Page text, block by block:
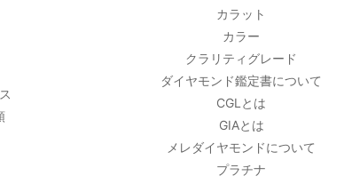
カラット
カラー
クラリティグレード
ダイヤモンド鑑定書について
CGLとは
GIAとは
メレダイヤモンドについて
プラチナ